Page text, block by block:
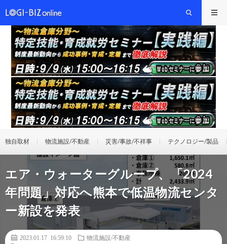
独自取材 物流施設/不動産 災害/事故/不祥事 テクノロジー/製品
エア・ウォーターグループ、「2024
年問題」対応へ熊本で低温物流センタ
ー新設を発表
2023.01.17 16:59:10
物流施設/不動産